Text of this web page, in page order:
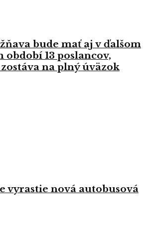
bude mať aj v ďalšom
období 13 poslancov,
na plný úväzok
vyrastie nová autobusová